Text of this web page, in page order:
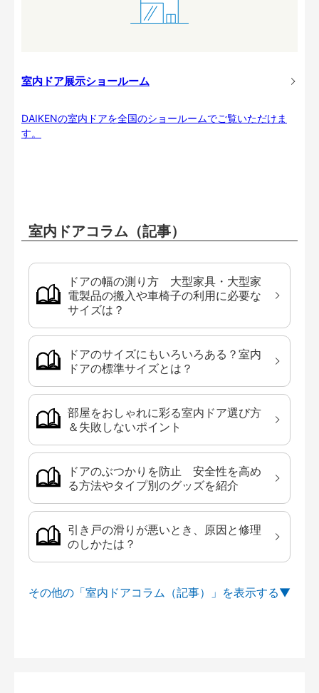
室内ドア展示ショールーム
DAIKENの室内ドアを全国のショールームでご覧いただけま
す。
室内ドアコラム（記事）
ドアの幅の測り方 大型家具・大型家
電製品の搬入や車椅子の利用に必要な
サイズは？
ドアのサイズにもいろいろある？室内
ドアの標準サイズとは？
部屋をおしゃれに彩る室内ドア選び方
＆失敗しないポイント
ドアのぶつかりを防止 安全性を高め
る方法やタイプ別のグッズを紹介
引き戸の滑りが悪いとき、原因と修理
のしかたは？
その他の「室内ドアコラム（記事）」を